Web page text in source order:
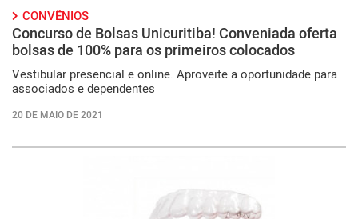
CONVÊNIOS
Concurso de Bolsas Unicuritiba! Conveniada oferta
bolsas de 100% para os primeiros colocados
Vestibular presencial e online. Aproveite a oportunidade para
associados e dependentes
20 DE MAIO DE 2021